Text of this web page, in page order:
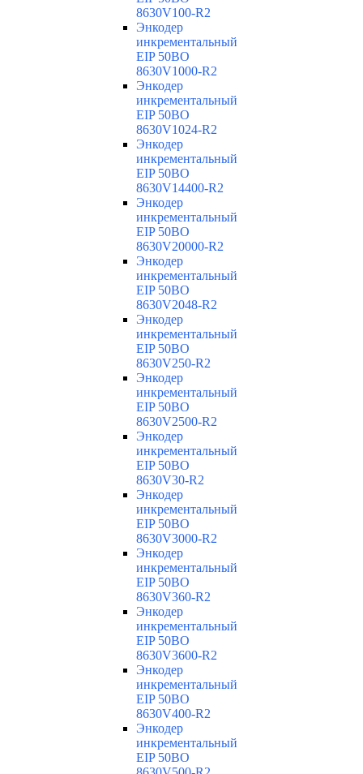
8630V100-R2
Энкодер
инкрементальный
EIP 50BO
8630V1000-R2
Энкодер
инкрементальный
EIP 50BO
8630V1024-R2
Энкодер
инкрементальный
EIP 50BO
8630V14400-R2
Энкодер
инкрементальный
EIP 50BO
8630V20000-R2
Энкодер
инкрементальный
EIP 50BO
8630V2048-R2
Энкодер
инкрементальный
EIP 50BO
8630V250-R2
Энкодер
инкрементальный
EIP 50BO
8630V2500-R2
Энкодер
инкрементальный
EIP 50BO
8630V30-R2
Энкодер
инкрементальный
EIP 50BO
8630V3000-R2
Энкодер
инкрементальный
EIP 50BO
8630V360-R2
Энкодер
инкрементальный
EIP 50BO
8630V3600-R2
Энкодер
инкрементальный
EIP 50BO
8630V400-R2
Энкодер
инкрементальный
EIP 50BO